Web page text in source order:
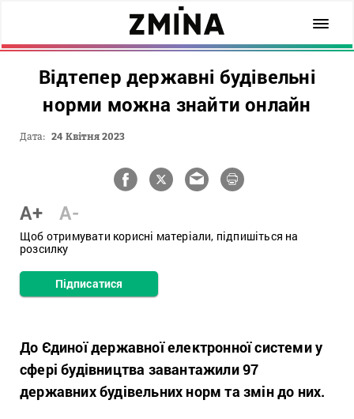
Відтепер державні будівельні
норми можна знайти онлайн
Дата: 24 Квітня 2023
A+ A-
Щоб отримувати корисні матеріали, підпишіться на
розсилку
Підписатися
До Єдиної державної електронної системи у
сфері будівництва завантажили 97
державних будівельних норм та змін до них.